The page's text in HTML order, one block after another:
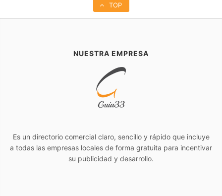
TOP
NUESTRA EMPRESA
Es un directorio comercial claro, sencillo y rápido que incluye
a todas las empresas locales de forma gratuita para incentivar
su publicidad y desarrollo.